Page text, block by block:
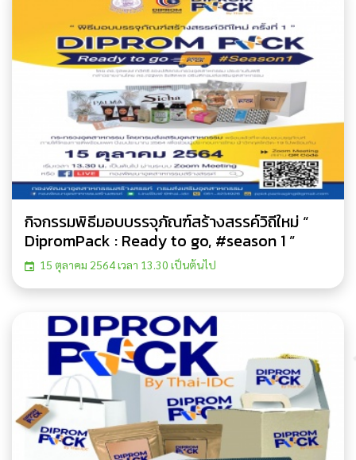
กิจกรรมพิธีมอบบรรจุภัณฑ์สร้างสรรค์วิถีใหม่ “
DipromPack : Ready to go, #season 1 ”
15 ตุลาคม 2564 เวลา 13.30 เป็นต้นไป